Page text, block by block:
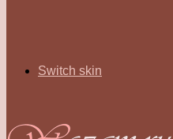
Switch skin